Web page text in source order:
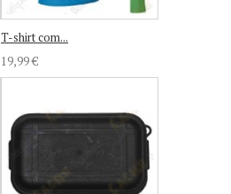
T-shirt com...
19,99 €